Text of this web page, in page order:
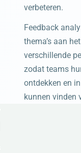
verbeteren.
Feedback
thema’s aan
verschillende
zodat teams
ontdekken en
kunnen vinden